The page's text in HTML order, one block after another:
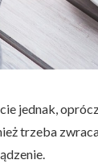
jednak,
trzeba